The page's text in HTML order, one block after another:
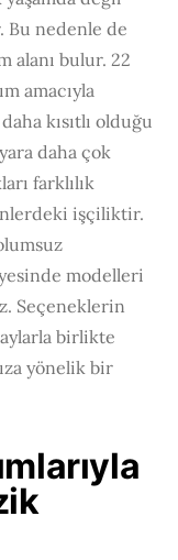
Bu nedenle de
alanı bulur. 22
amacıyla
kısıtlı olduğu
daha çok
farklılık
işçiliktir.
modelleri
Seçeneklerin
birlikte
yönelik bir